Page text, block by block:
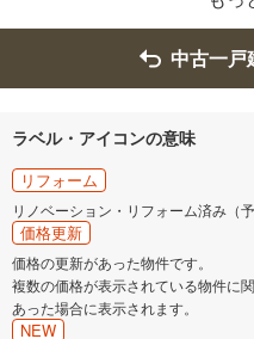
国立市
狛江市
清瀬市
中古一戸
ラベル・アイコンの意味
リフォーム
リノベーション・リフォーム済み（
価格更新
価格の更新があった物件です。
複数の価格が表示されている物件に
あった場合に表示されます。
NEW